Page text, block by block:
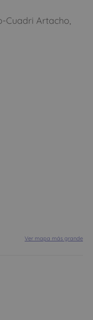
Cuadri Artacho,
Ver mapa más grande